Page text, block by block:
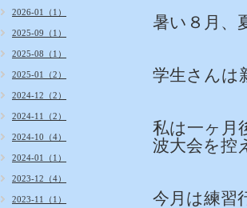
暑い８月、
学生さんは
私は一ヶ月
波大会を控
今月は練習
2026-01（1）
2025-09（1）
2025-08（1）
2025-01（2）
2024-12（2）
2024-11（2）
2024-10（4）
2024-01（1）
2023-12（4）
2023-11（1）